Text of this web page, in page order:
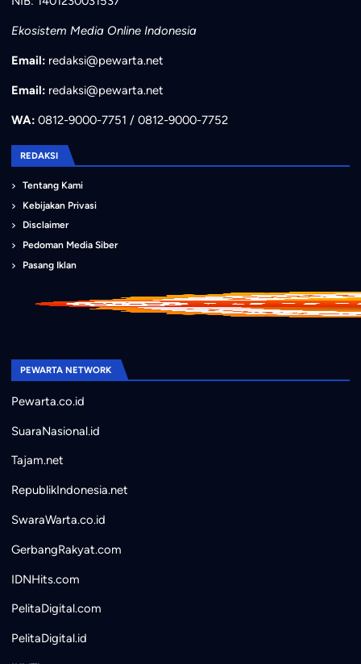
Ekosistem Media Online Indonesia
Email: redaksi@pewarta.net
Email: redaksi@pewarta.net
WA:0812-9000-7751 / 0812-9000-7752
REDAKSI
Tentang Kami
Kebijakan Privasi
Disclaimer
Pedoman Media Siber
Pasang Iklan
PEWARTA NETWORK
Pewarta.co.id
SuaraNasional.id
Tajam.net
RepublikIndonesia.net
SwaraWarta.co.id
GerbangRakyat.com
IDNHits.com
PelitaDigital.com
PelitaDigital.id